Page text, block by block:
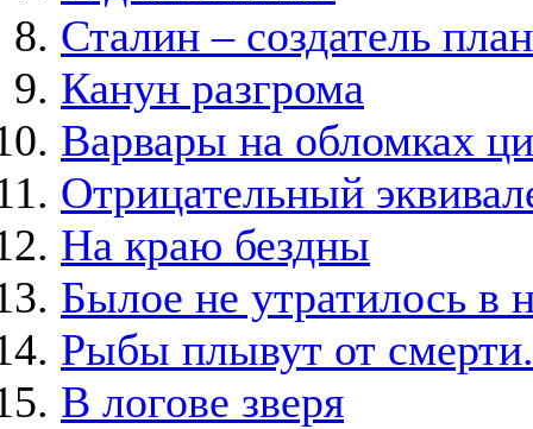
Сталин – создатель
Канун разгрома
Варвары на обломках
Отрицательный
На краю бездны
Былое не утратилось в
Рыбы плывут от
В логове зверя